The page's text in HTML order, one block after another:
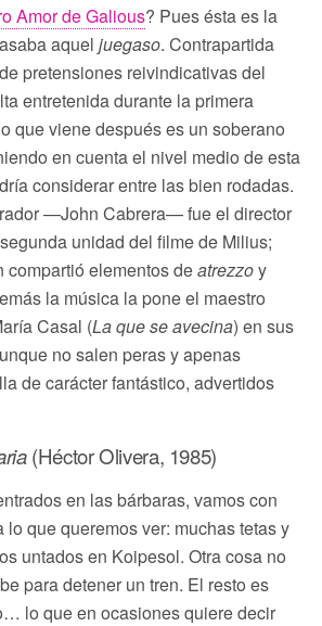
Amor de Galious? Pues ésta es la
aquel juegaso. Contrapartida
pretensiones reivindicativas del
entretenida durante la primera
que viene después es un soberano
en cuenta el nivel medio de esta
considerar entre las bien rodadas.
—John Cabrera— fue el director
unidad del filme de Milius;
compartió elementos deatrezzoy
la música la pone el maestro
Casal (La que se avecina) en sus
no salen peras y apenas
de carácter fantástico, advertidos
(Héctor Olivera, 1985)
en las bárbaras, vamos con
lo que queremos ver: muchas tetas y
untados en Koipesol. Otra cosa no
para detener un tren. El resto es
lo que en ocasiones quiere decir